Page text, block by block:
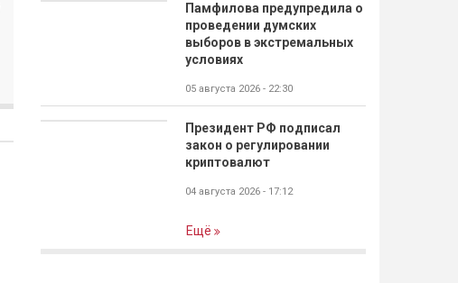
Памфилова предупредила о
проведении думских
выборов в экстремальных
условиях
05 августа 2026 - 22:30
Президент РФ подписал
закон о регулировании
криптовалют
04 августа 2026 - 17:12
Ещё